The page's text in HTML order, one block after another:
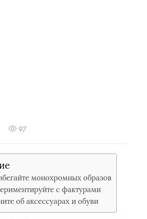
97
монохромных образов
с фактурами
об аксессуарах и обуви